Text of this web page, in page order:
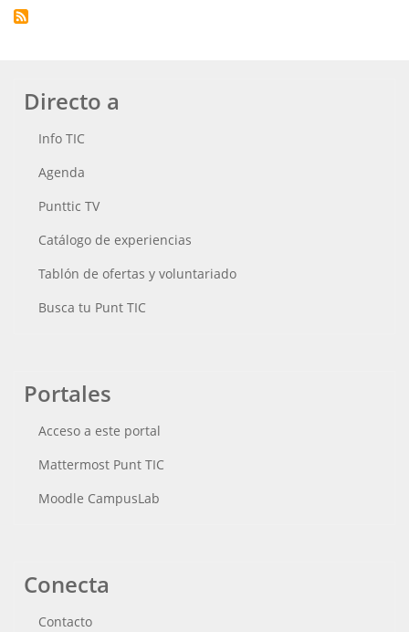
Directo a
Info TIC
Agenda
Punttic TV
Catálogo de experiencias
Tablón de ofertas y voluntariado
Busca tu Punt TIC
Portales
Acceso a este portal
Mattermost Punt TIC
Moodle CampusLab
Conecta
Contacto